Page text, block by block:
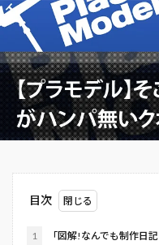
目次
1
「図解!なんでも制作日